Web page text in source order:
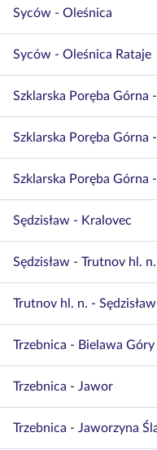
Syców - Oleśnica
Syców - Oleśnica Rataje
Szklarska Poręba Górna
Szklarska Poręba Górna
Szklarska Poręba Górna
Sędzisław - Kralovec
Sędzisław - Trutnov hl. n.
Trutnov hl. n. - Sędzisław
Trzebnica - Bielawa
Trzebnica - Jawor
Trzebnica - Jaworzyna